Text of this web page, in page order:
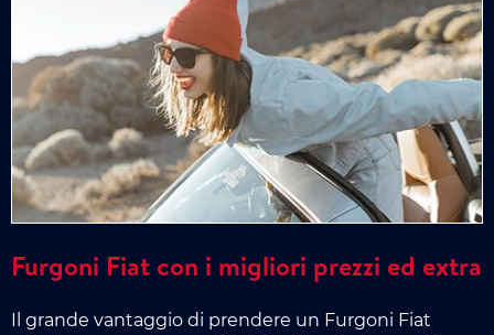
Furgoni Fiat con i migliori prezzi ed extra
Il grande vantaggio di prendere un Furgoni Fiat